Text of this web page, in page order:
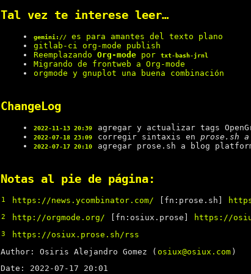
Tal vez te interese leer…
gemini://es para amantes del texto plano
gitlab-ci org-mode publish
Reemplazando Org-modepor txt-bash-jrnl
Migrando de frontweb a Org-mode
orgmode y gnuplot una buena combinación
ChangeLog
2022-11-13 20:39 agregar y actualizar tags
2022-07-18 23:09 corregir sintaxis en prose.sh
2022-07-17 20:10 agregar prose.sh a blog
Notas al pie de página:
1 https://news.ycombinator.com/ [fn:prose.sh]
2 http://orgmode.org/ [fn:osiux.prose] https://
3
https://osiux.prose.sh/rss
Author: Osiris Alejandro Gomez ( osiux@osiux.com )
Date: 2022-07-17 20:01